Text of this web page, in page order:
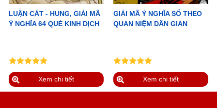
LUẬN CÁT - HUNG, GIẢI MÃ
Ý NGHĨA 64 QUẺ KINH DỊCH
Xem chi tiết
GIẢI MÃ Ý NGHĨA SỐ THEO
QUAN NIỆM DÂN GIAN
Xem chi tiết